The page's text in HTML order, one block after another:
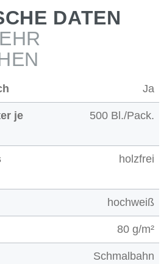
DATEN
Ja
je
500 Bl./Pack.
holzfrei
hochweiß
80 g/m²
Schmalbahn